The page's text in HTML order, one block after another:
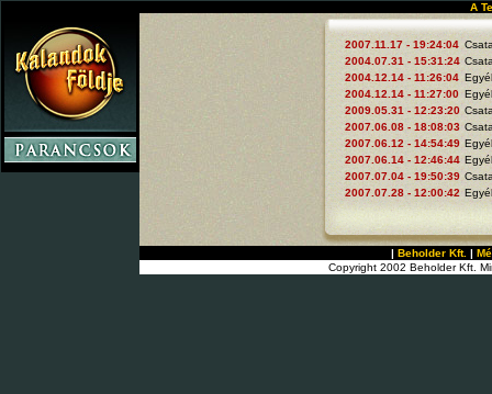
A
2007.11.17 - 19:24:04
2004.07.31 - 15:31:24
2004.12.14 - 11:26:04
2004.12.14 - 11:27:00
2009.05.31 - 12:23:20
2007.06.08 - 18:08:03
2007.06.12 - 14:54:49
2007.06.14 - 12:46:44
2007.07.04 - 19:50:39
2007.07.28 - 12:00:42
| Beholder Kft. |
Copyright 2002 Beholder Kft.